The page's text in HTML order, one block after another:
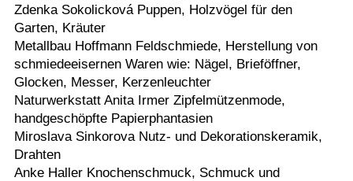
Zdenka Sokolicková Puppen, Holzvögel für den
Garten, Kräuter
Metallbau Hoffmann Feldschmiede, Herstellung von
schmiedeeisernen Waren wie: Nägel, Brieföffner,
Glocken, Messer, Kerzenleuchter
Naturwerkstatt Anita Irmer Zipfelmützenmode,
handgeschöpfte Papierphantasien
Miroslava Sinkorova Nutz- und Dekorationskeramik,
Drahten
Anke Haller Knochenschmuck, Schmuck und